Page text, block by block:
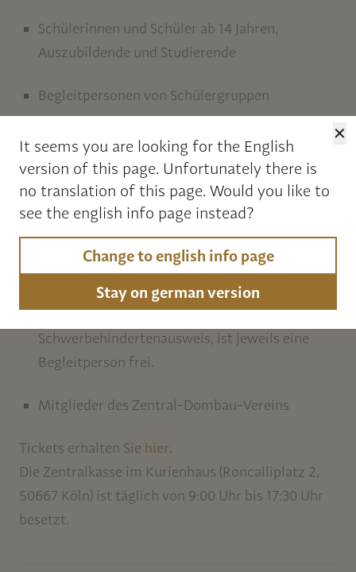
Schülerinnen und Schüler ab 14 Jahren,
Auszubildende und Studierende
Begleitpersonen von Schülergruppen
Inhaberinnen und Inhaber eines in Nordrhein-
Westfalen ausgestellten Sozialpasses
Freitickets erhalten:
Kinder bis einschließlich 13 Jahre
Menschen mit Schwerbehinderung (mindestens
50 GdB). Führen sie das Merkzeichen „B“ im
Schwerbehindertenausweis, ist jeweils eine
Begleitperson frei.
Mitglieder des Zentral-Dombau-Vereins
Tickets erhalten Sie hier.
Die Zentralkasse im Kurienhaus (Roncalliplatz 2,
50667 Köln) ist täglich von 9:00 Uhr bis 17:30 Uhr
besetzt.
✕
It seems you are looking for the English
version of this page. Unfortunately there is
no translation of this page. Would you like to
see the english info page instead?
Change to english info page
Stay on german version